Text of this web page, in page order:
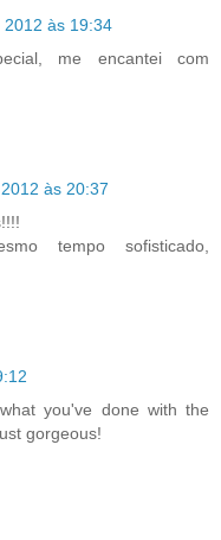
2012 às 19:34
me encantei com
às 20:37
tempo sofisticado,
you've done with the
gorgeous!